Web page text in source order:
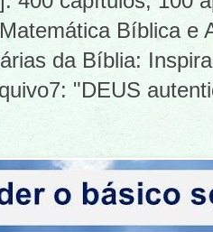
Bíblica e
da Bíblia:
"DEUS